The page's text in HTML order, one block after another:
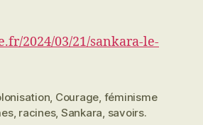
2024/03/21/sankara-le-
, Courage, féminisme
, racines, Sankara, savoirs.